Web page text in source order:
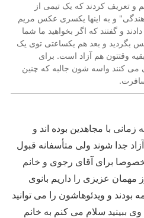
و تعریف کردند که یک تیمی از
و به اینها یکسری عکس مریم
و گفتند که اگر بخواهید ما شما
بگردید و بعد هم یکساعتی توی یک
وقتتون هم آزاد است. برای
کنند واسه شون جالبه که چنین
با مجاهدین بوده اند و
جدا شوند ولی متأسفانه قبول
برای آقای رجوی و خانم
عزیزی را داریم بانوی
بودند و ویدئوهاشون را می توانید
ببینید سلام می کنم به خانم